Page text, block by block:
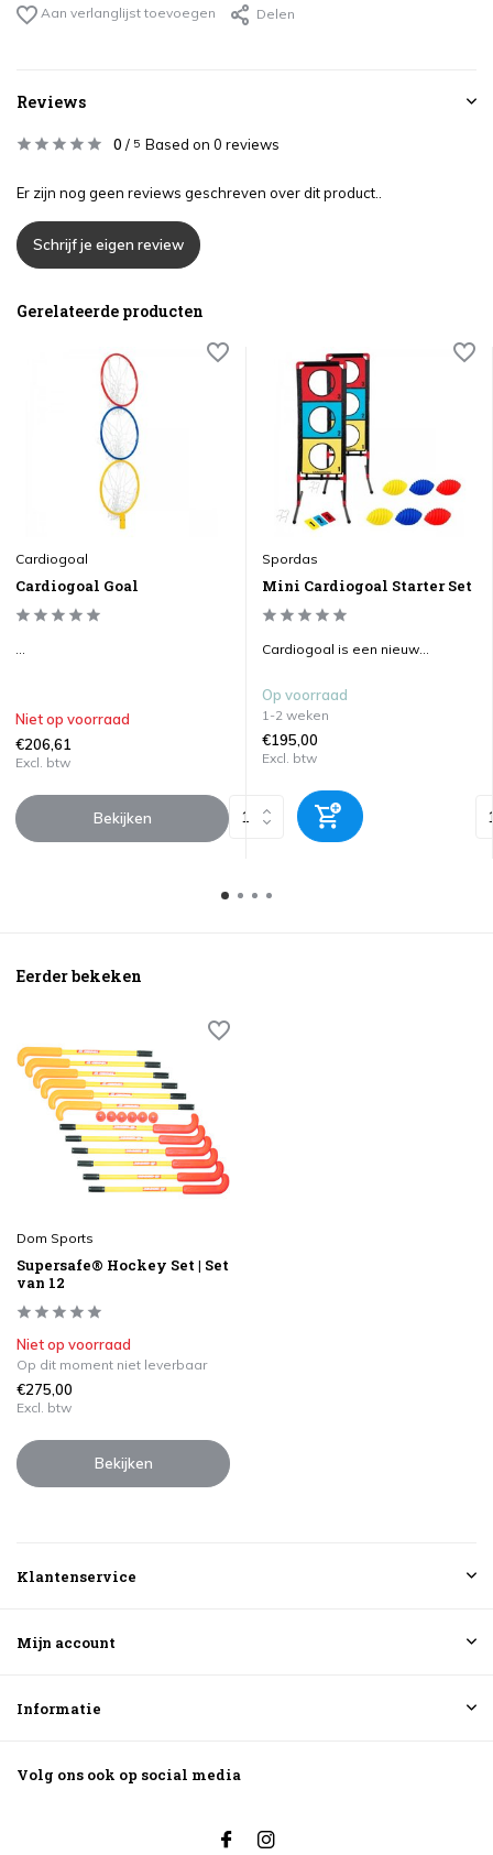
Aan verlanglijst toevoegen Delen
Reviews
0 / 5 Based on 0 reviews
Er zijn nog geen reviews geschreven over dit product..
Schrijf je eigen review
Gerelateerde producten
Cardiogoal
Cardiogoal Goal
...
Niet op voorraad
€206,61
Excl. btw
Bekijken
Spordas
Mini Cardiogoal Starter Set
Cardiogoal is een nieuw...
Op voorraad
1-2 weken
€195,00
Excl. btw
Eerder bekeken
Dom Sports
Supersafe® Hockey Set | Set
van 12
Niet op voorraad
Op dit moment niet leverbaar
€275,00
Excl. btw
Bekijken
Klantenservice
Mijn account
Informatie
Volg ons ook op social media